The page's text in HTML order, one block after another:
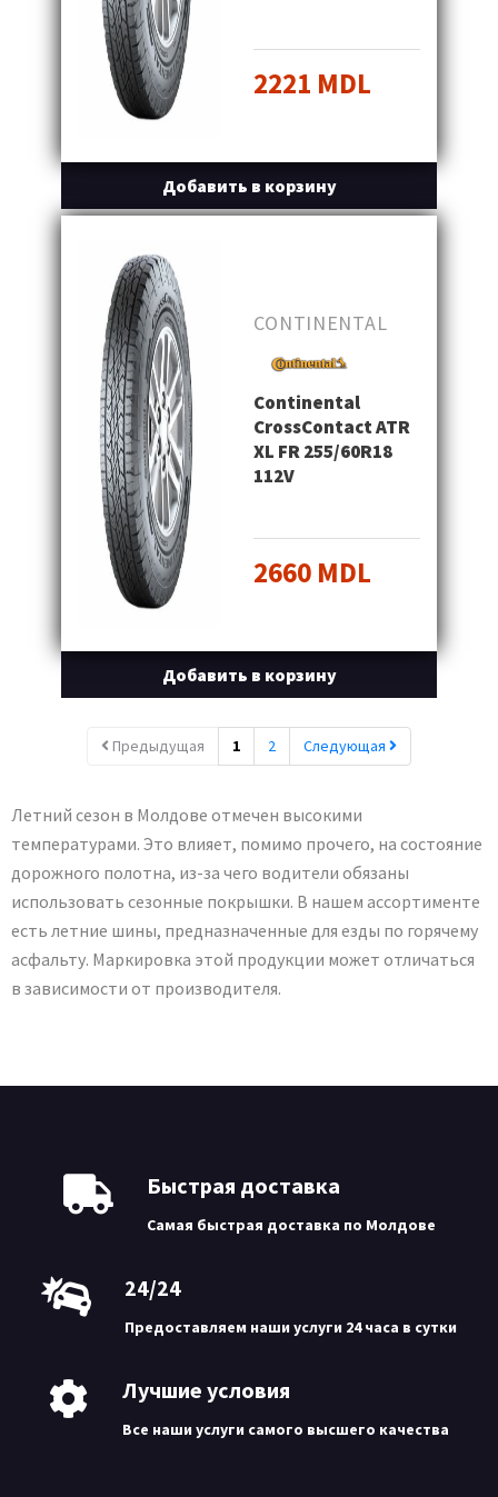
2221 MDL
Добавить в корзину
CONTINENTAL
Continental
CrossContact ATR
XL FR 255/60R18
112V
2660 MDL
Добавить в корзину
Предыдущая 1 2 Следующая
Летний сезон в Молдове отмечен высокими
температурами. Это влияет, помимо прочего, на состояние
дорожного полотна, из-за чего водители обязаны
использовать сезонные покрышки. В нашем ассортименте
есть летние шины, предназначенные для езды по горячему
асфальту. Маркировка этой продукции может отличаться
в зависимости от производителя.
Быстрая доставка
Самая быстрая доставка по Молдове
24/24
Предоставляем наши услуги 24 часа в сутки
Лучшие условия
Все наши услуги самого высшего качества